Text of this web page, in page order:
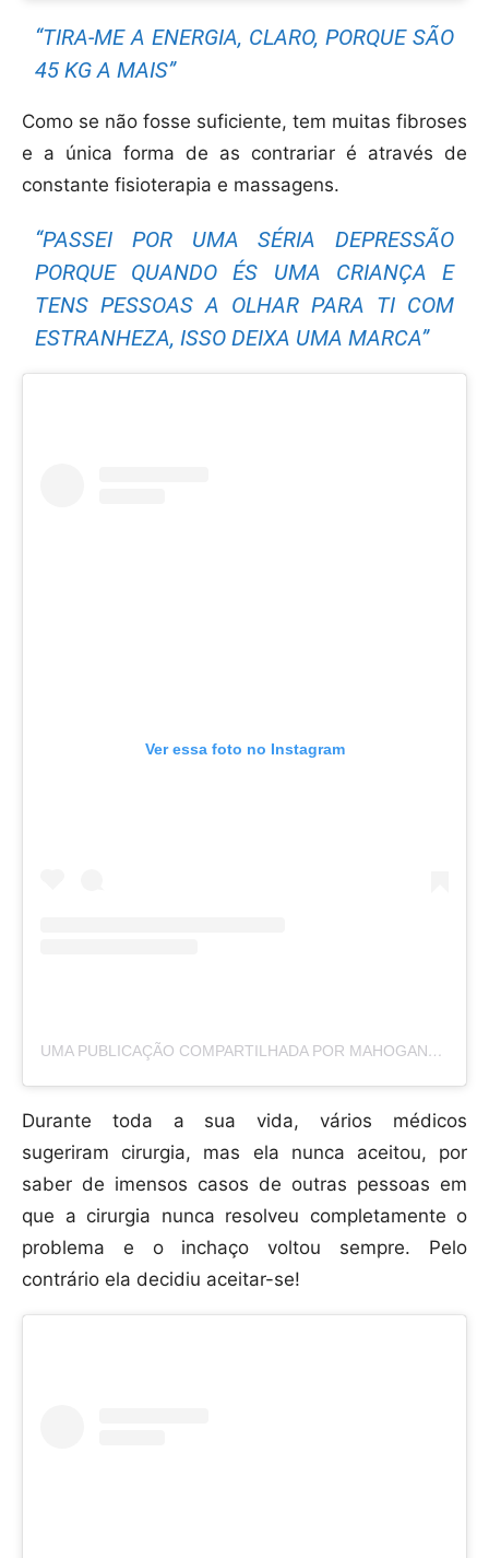
“TIRA-ME A ENERGIA, CLARO, PORQUE SÃO
45 KG A MAIS”
Como se não fosse suficiente, tem muitas fibroses
e a única forma de as contrariar é através de
constante fisioterapia e massagens.
“PASSEI POR UMA SÉRIA DEPRESSÃO
PORQUE QUANDO ÉS UMA CRIANÇA E
TENS PESSOAS A OLHAR PARA TI COM
ESTRANHEZA, ISSO DEIXA UMA MARCA”
Ver essa foto no Instagram
UMA PUBLICAÇÃO COMPARTILHADA POR MAHOGANY GETER (@LYMPH.GODDESS23)
Durante toda a sua vida, vários médicos
sugeriram cirurgia, mas ela nunca aceitou, por
saber de imensos casos de outras pessoas em
que a cirurgia nunca resolveu completamente o
problema e o inchaço voltou sempre. Pelo
contrário ela decidiu aceitar-se!